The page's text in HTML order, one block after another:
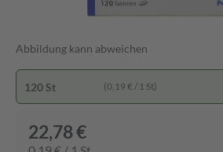
Abbildung kann abweichen
120 St (0,19 € / 1 St)
22,78 €